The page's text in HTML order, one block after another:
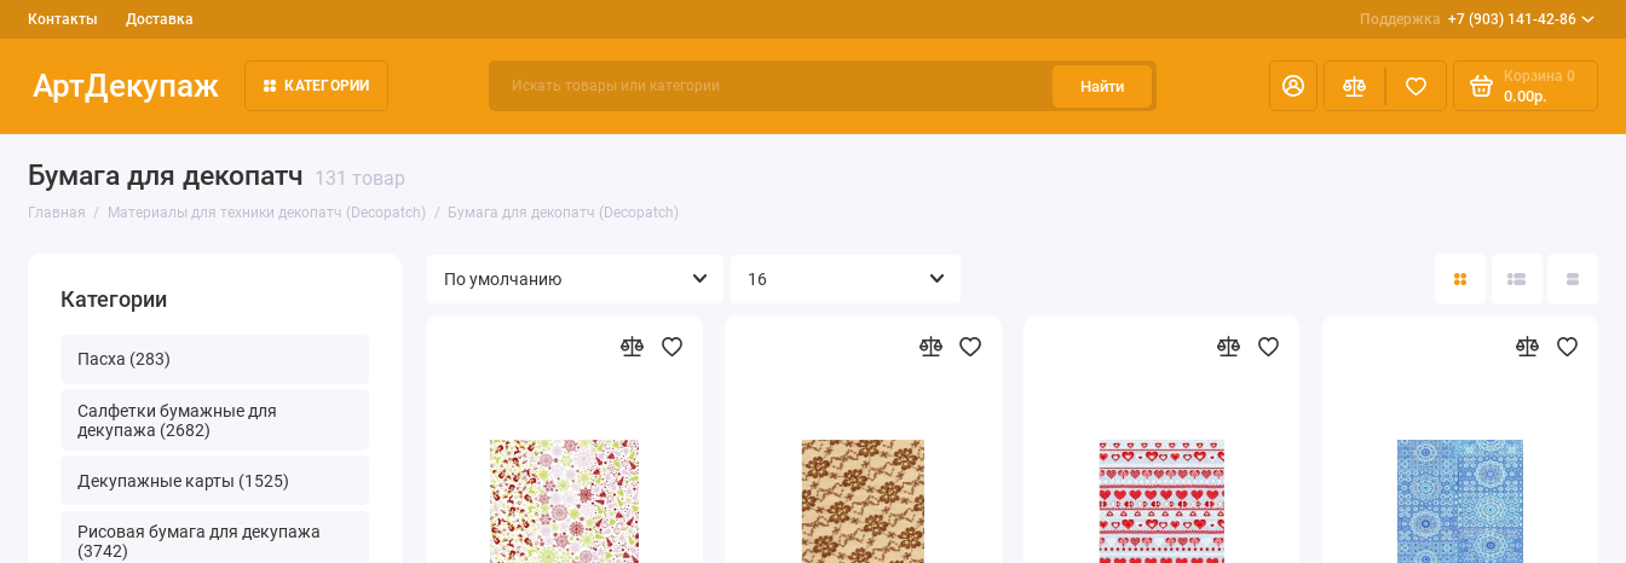
Контакты Доставка Поддержка +7 (903) 141-42-86
АртДекупаж КАТЕГОРИИ Найти
Корзина 0
0.00р.
Бумага для декопатч 131 товар
Главная Материалы для техники декопатч (Decopatch) Бумага для декопатч (Decopatch)
Категории
Пасха (283)
Салфетки бумажные для
декупажа (2682)
Декупажные карты (1525)
Рисовая бумага для декупажа
(3742)